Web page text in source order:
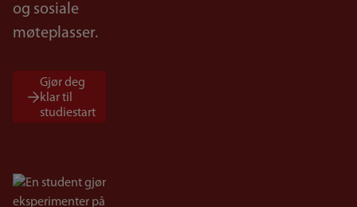
og sosiale
møteplasser.
Gjør deg
klar til
studiestart
Bilde